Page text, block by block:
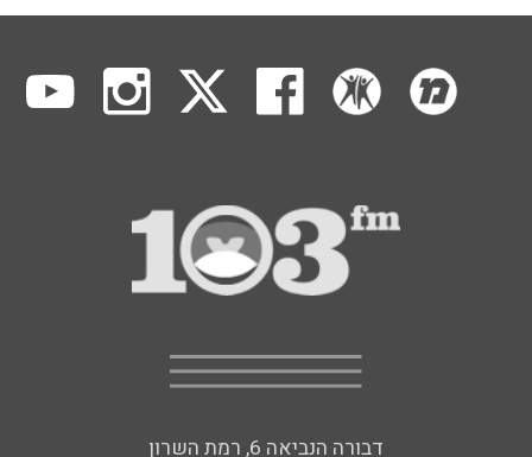
דבורה הנביאה 6, רמת השרון